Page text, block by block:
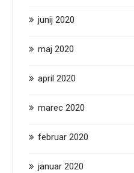
junij 2020
maj 2020
april 2020
marec 2020
februar 2020
januar 2020